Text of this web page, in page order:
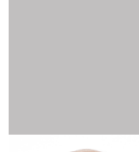
nei pagamenti tra
Sappiamo che
loro desideri, le
questo il nostro
realizzazione di
Donato Vadruccio